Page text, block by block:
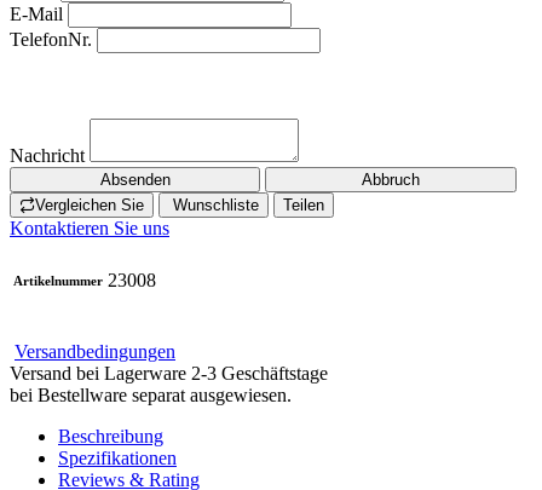
E-Mail
TelefonNr.
Nachricht
Absenden
Abbruch
Vergleichen Sie
Wunschliste Teilen
Kontaktieren Sie uns
Artikelnummer 23008
Versandbedingungen
Versand bei Lagerware 2-3 Geschäftstage
bei Bestellware separat ausgewiesen.
Beschreibung
Spezifikationen
Reviews & Rating